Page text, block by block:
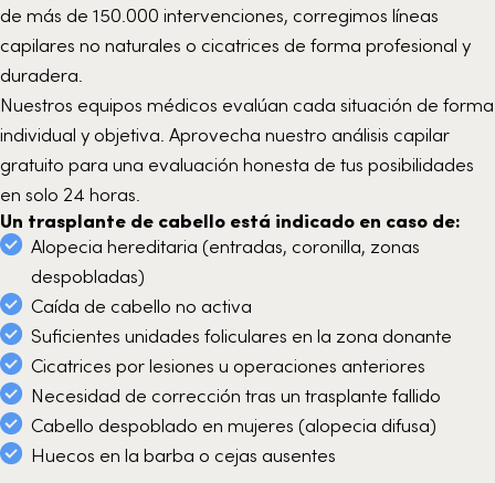
de más de 150.000 intervenciones, corregimos líneas
capilares no naturales o cicatrices de forma profesional y
duradera.
Nuestros equipos médicos evalúan cada situación de forma
individual y objetiva. Aprovecha nuestro análisis capilar
gratuito para una evaluación honesta de tus posibilidades
en solo 24 horas.
Un trasplante de cabello está indicado en caso de:
Alopecia hereditaria (entradas, coronilla, zonas
despobladas)
Caída de cabello no activa
Suficientes unidades foliculares en la zona donante
Cicatrices por lesiones u operaciones anteriores
Necesidad de corrección tras un trasplante fallido
Cabello despoblado en mujeres (alopecia difusa)
Huecos en la barba o cejas ausentes